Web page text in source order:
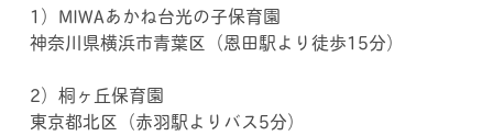
1）MIWAあかね台光の子保育園
神奈川県横浜市青葉区（恩田駅より徒歩15分）
2）桐ヶ丘保育園
東京都北区（赤羽駅よりバス5分）